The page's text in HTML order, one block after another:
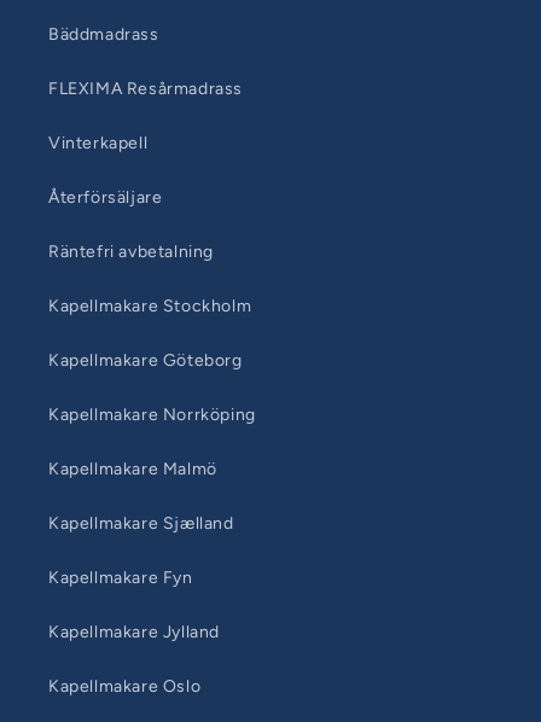
Bäddmadrass
FLEXIMA Resårmadrass
Vinterkapell
Återförsäljare
Räntefri avbetalning
Kapellmakare Stockholm
Kapellmakare Göteborg
Kapellmakare Norrköping
Kapellmakare Malmö
Kapellmakare Sjælland
Kapellmakare Fyn
Kapellmakare Jylland
Kapellmakare Oslo